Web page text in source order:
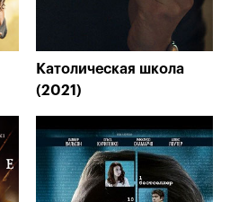
Католическая школа
(2021)